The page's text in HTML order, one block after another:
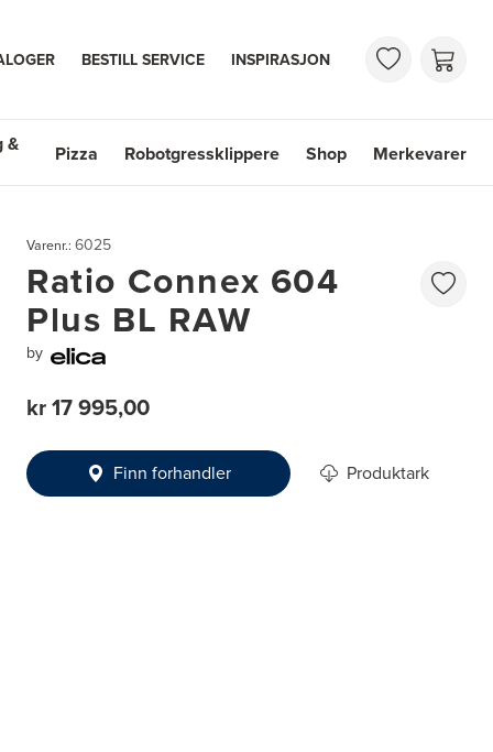
BESTILL SERVICE INSPIRASJON
& Pizza Robotgressklippere Shop Merkevarer
Varenr.: 6025
Ratio Connex 604
Plus BL RAW
by
kr 17 995,00
Finn forhandler Produktark